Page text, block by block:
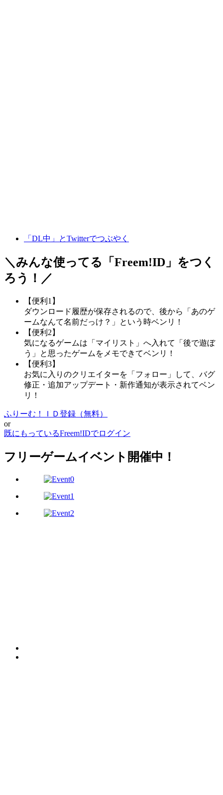
「DL中」とTwitterでつぶやく
＼みんな使ってる「 Freem!ID 」をつく
ろう！／
【便利1】
ダウンロード履歴が保存されるので、後から「あのゲ
ームなんて名前だっけ？」という時ベンリ！
【便利2】
気になるゲームは「マイリスト」へ入れて「後で遊ぼ
う」と思ったゲームをメモできてベンリ！
【便利3】
お気に入りのクリエイターを「フォロー」して、バグ
修正・追加アップデート・新作通知が表示されてベン
リ！
ふりーむ！ＩＤ登録（無料）
or
既にもっているFreem!IDでログイン
フリーゲームイベント開催中！